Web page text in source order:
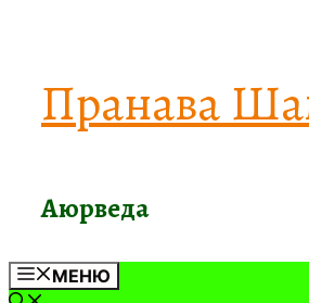
Пранава
Аюрведа
МЕНЮ